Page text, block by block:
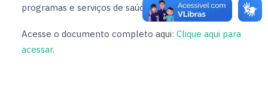
programas e serviços de saúde.
Acesse o documento completo aqui: Clique aqui para
acessar.